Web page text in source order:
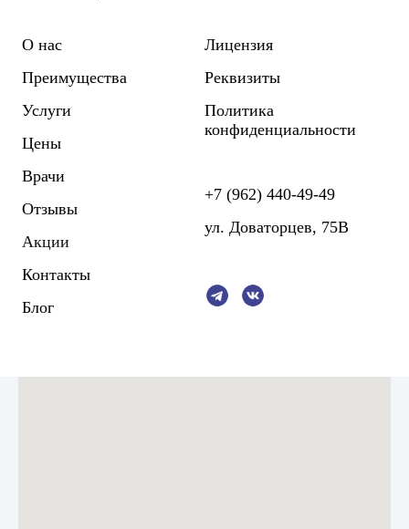
О нас
Преимущества
Услуги
Цены
Врачи
Отзывы
Акции
Контакты
Блог
Лицензия
Реквизиты
Политика
конфиденциальности
+7 (962) 440-49-49
ул. Доваторцев, 75В